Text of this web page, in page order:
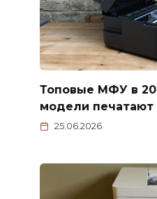
Топовые МФУ в
модели печатают
25.06.2026